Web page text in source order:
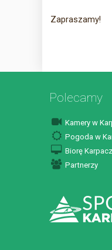
Zapraszamy!
Polecamy
Kamery w
Pogoda w
Biorę
Partnerzy